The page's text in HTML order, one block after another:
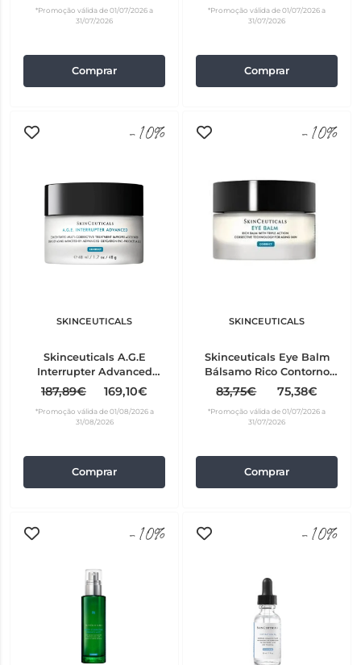
*Promoção válida de 01/07/2026 a
31/07/2026
Comprar
*Promoção válida de 01/07/2026 a
31/07/2026
Comprar
-10%
SKINCEUTICALS
Skinceuticals A.G.E
Interrupter Advanced
Concentrado 48 ml
187,89€ 169,10€
*Promoção válida de 01/08/2026 a
31/08/2026
Comprar
-10%
SKINCEUTICALS
Skinceuticals Eye Balm
Bálsamo Rico Contorno
Olhos 14 g
83,75€ 75,38€
*Promoção válida de 01/07/2026 a
31/07/2026
Comprar
-10% -10%